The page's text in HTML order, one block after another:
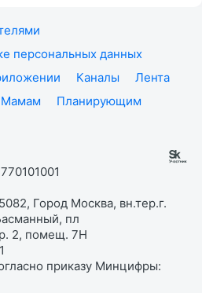
персональных данных
Каналы
Лента
Мамам
Планирующим
Город Москва, вн.тер.г.
пл
2, помещ. 7Н
приказу Минцифры: